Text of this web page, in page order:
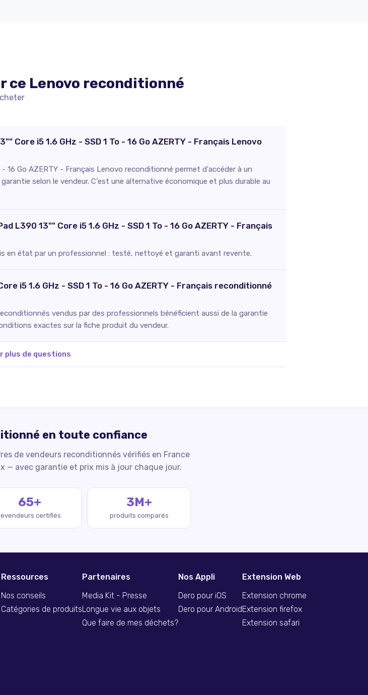
ce Lenovo reconditionné
Core i5 1.6 GHz - SSD 1 To - 16 Go AZERTY - Français Lenovo
16 Go AZERTY - Français Lenovo reconditionné permet d'accéder à un
selon le vendeur. C'est une alternative économique et plus durable au
L390 13"" Core i5 1.6 GHz - SSD 1 To - 16 Go AZERTY - Français
en état par un professionnel : testé, nettoyé et garanti avant revente.
i5 1.6 GHz - SSD 1 To - 16 Go AZERTY - Français reconditionné
vendus par des professionnels bénéficient aussi de la garantie
exactes sur la fiche produit du vendeur.
plus de questions
en toute confiance
de vendeurs reconditionnés vérifiés en France
— avec garantie et prix mis à jour chaque jour.
65+
certifiés
3M+
produits comparés
Ressources
Nos conseils
Catégories de produits
Partenaires
Media Kit - Presse
Longue vie aux objets
Que faire de mes déchets?
Nos Appli
Dero pour iOS
Dero pour Android
Extension Web
Extension chrome
Extension firefox
Extension safari